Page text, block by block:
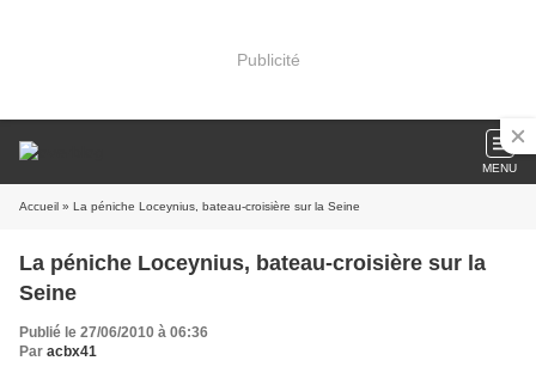
Publicité
MENU
Accueil » La péniche Loceynius, bateau-croisière sur la Seine
La péniche Loceynius, bateau-croisière sur la
Seine
Publié le 27/06/2010 à 06:36
Par acbx41